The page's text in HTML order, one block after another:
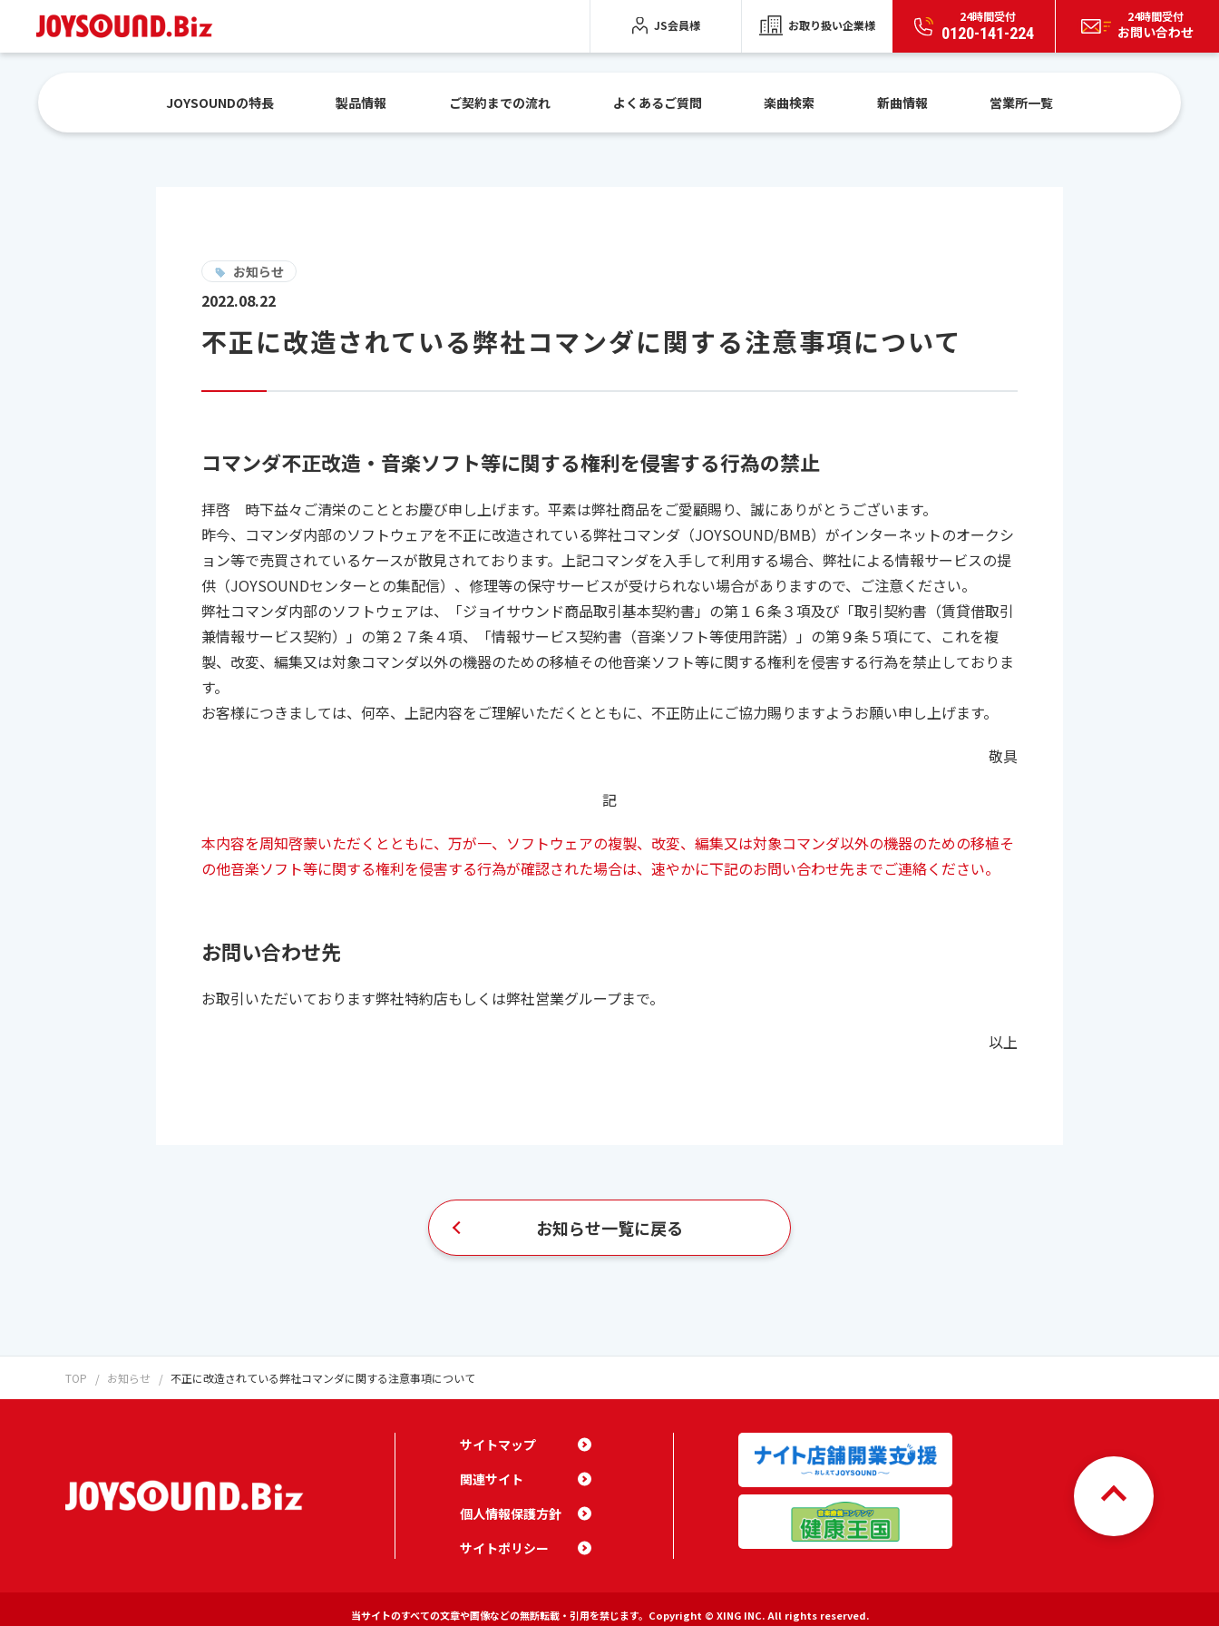
JS会員様 お取り扱い企業様
24時間受付
0120-141-224
24時間受付
お問い合わせ
JOYSOUNDの特長 製品情報 ご契約までの流れ よくあるご質問 楽曲検索 新曲情報 営業所一覧
お知らせ
2022.08.22
不正に改造されている弊社コマンダに関する注意事項について
コマンダ不正改造・音楽ソフト等に関する権利を侵害する行為の禁止
拝啓 時下益々ご清栄のこととお慶び申し上げます。平素は弊社商品をご愛顧賜り、誠にありがとうございます。
昨今、コマンダ内部のソフトウェアを不正に改造されている弊社コマンダ（JOYSOUND/BMB）がインターネットのオークシ
ョン等で売買されているケースが散見されております。上記コマンダを入手して利用する場合、弊社による情報サービスの提
供（JOYSOUNDセンターとの集配信）、修理等の保守サービスが受けられない場合がありますので、ご注意ください。
弊社コマンダ内部のソフトウェアは、「ジョイサウンド商品取引基本契約書」の第１６条３項及び「取引契約書（賃貸借取引
兼情報サービス契約）」の第２７条４項、「情報サービス契約書（音楽ソフト等使用許諾）」の第９条５項にて、これを複
製、改変、編集又は対象コマンダ以外の機器のための移植その他音楽ソフト等に関する権利を侵害する行為を禁止しておりま
す。
お客様につきましては、何卒、上記内容をご理解いただくとともに、不正防止にご協力賜りますようお願い申し上げます。
敬具
記
本内容を周知啓蒙いただくとともに、万が一、ソフトウェアの複製、改変、編集又は対象コマンダ以外の機器のための移植そ
の他音楽ソフト等に関する権利を侵害する行為が確認された場合は、速やかに下記のお問い合わせ先までご連絡ください。
お問い合わせ先
お取引いただいております弊社特約店もしくは弊社営業グループまで。
以上
お知らせ一覧に戻る
TOP お知らせ 不正に改造されている弊社コマンダに関する注意事項について
サイトマップ
関連サイト
個人情報保護方針
サイトポリシー
当サイトのすべての文章や画像などの無断転載・引用を禁じます。 Copyright © XING INC. All rights reserved.